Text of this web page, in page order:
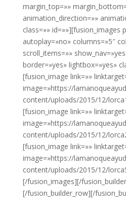
margin_top=»»
animation_direction=»»
class=»» id=»»][fusion_images
autoplay=»no» columns=»5″
scroll_items=»»
border=»yes» lightbox=»yes»
[fusion_image link=»»
image=»https://
content/uploads/2015/12/
[fusion_image link=»»
image=»https://
content/uploads/2015/12/
[fusion_image link=»»
image=»https://
content/uploads/2015/12/
[/fusion_images][/
[/fusion_builder_row][/